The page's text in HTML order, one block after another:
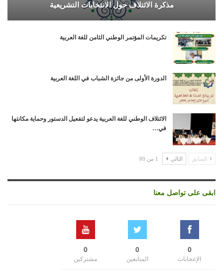
مذكرة الائتلاف حول الانتخابات التشريعية
تكريمات المؤتمر الوطني الثامن للغة العربية
الدورة الأولى من جائزة الشباب في اللغة العربية
الائتلاف الوطني للغة العربية يدعو لتفعيل الدستور وحماية مكانتها
في…
السابق التالي 1 من 80
ابقى على تواصل معنا
0
الإعجابات
0
المتابعين
0
مشتركين